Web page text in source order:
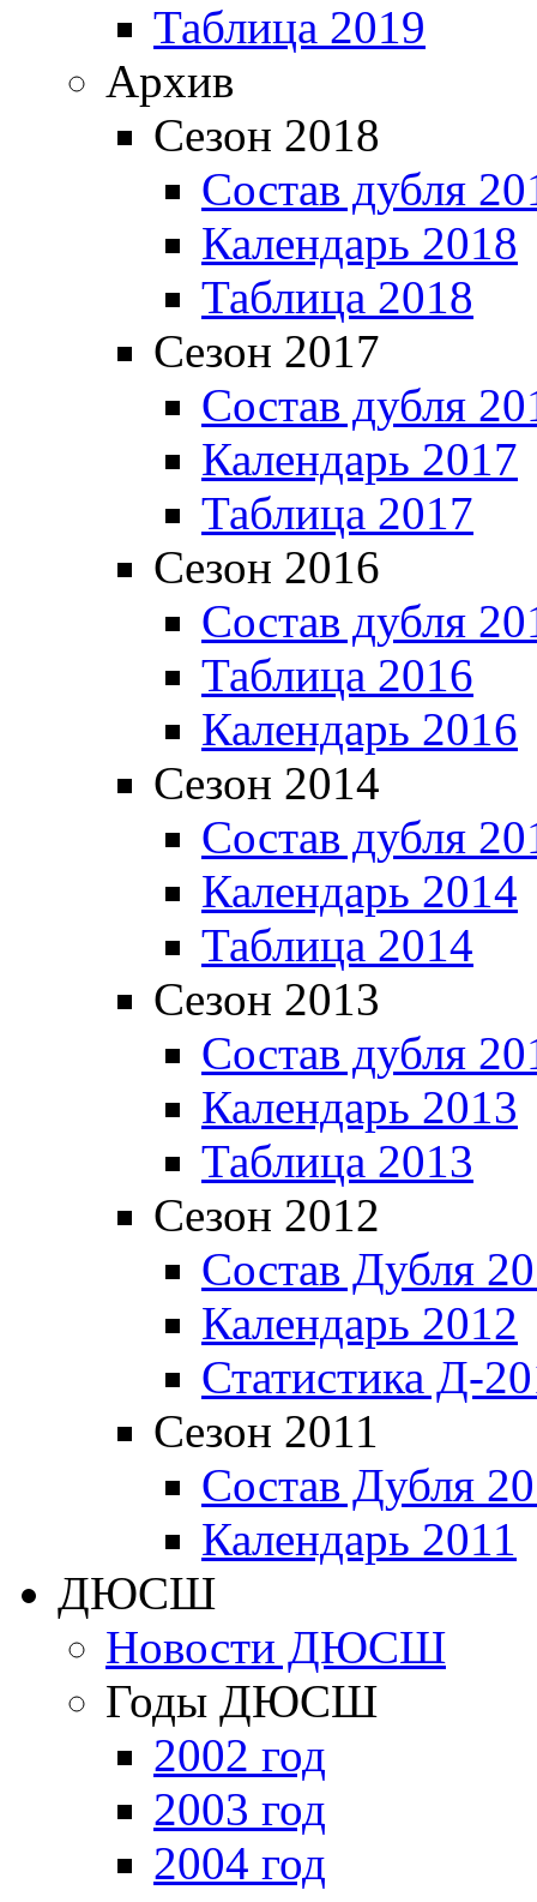
Таблица 2019
Архив
Сезон 2018
Состав дубля
Календарь 2018
Таблица 2018
Сезон 2017
Состав дубля
Календарь 2017
Таблица 2017
Сезон 2016
Состав дубля
Таблица 2016
Календарь 2016
Сезон 2014
Состав дубля
Календарь 2014
Таблица 2014
Сезон 2013
Состав дубля
Календарь 2013
Таблица 2013
Сезон 2012
Состав Дубля
Календарь 2012
Статистика Д-
Сезон 2011
Состав Дубля
Календарь 2011
ДЮСШ
Новости ДЮСШ
Годы ДЮСШ
2002 год
2003 год
2004 год